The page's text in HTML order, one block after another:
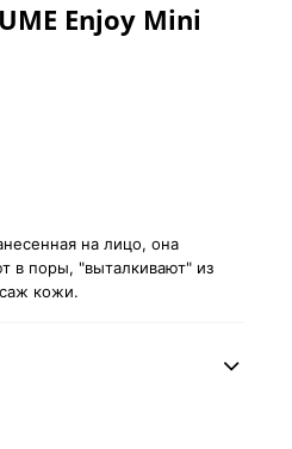
Enjoy Mini
на лицо, она
в поры, "выталкивают" из
кожи.